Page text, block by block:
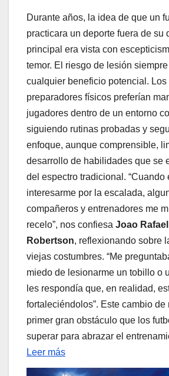
Durante años, la idea de que un
practicara un deporte fuera de su
principal era vista con
temor. El riesgo de lesión
cualquier beneficio potencial. Los
preparadores físicos preferían
jugadores dentro de un entorno
siguiendo rutinas probadas y
enfoque, aunque comprensible,
desarrollo de habilidades que se
del espectro tradicional. “Cuando
interesarme por la escalada,
compañeros y entrenadores me
recelo”, nos confiesa Joao
Robertson, reflexionando sobre
viejas costumbres. “Me
miedo de lesionarme un tobillo o
les respondía que, en realidad,
fortaleciéndolos”. Este cambio de
primer gran obstáculo que los
superar para abrazar el
Leer más